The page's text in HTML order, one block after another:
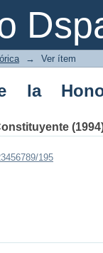
→ Ver ítem
la
195